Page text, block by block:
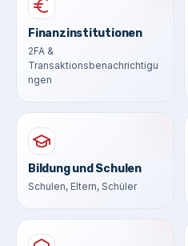
Finanzinstitutionen
2FA &
Transaktionsbenachrichtigu
ngen
Bildung und Schulen
Schulen, Eltern, Schüler